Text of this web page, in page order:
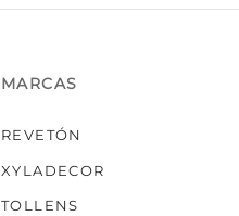
MARCAS
REVETÓN
XYLADECOR
TOLLENS